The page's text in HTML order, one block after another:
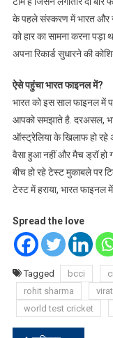
के पहले संस्करण में भारत और
को हार का सामना करना
अपना रिकार्ड सुधारने की
ऐसे पहुंचा भारत फाइनल में?
भारत को इस साल फाइनल में
आपको समझाते है. दरअसल,
ऑस्ट्रेलिया के खिलाफ हो रहे
वैसा हुआ नहीं और मैच ड्रॉ हो
बीच हो रहे टेस्ट मुकाबले पर
टेस्ट में हराया, भारत फाइनल
Spread the love
Tagged bcci
rohit sharma
world test cricket